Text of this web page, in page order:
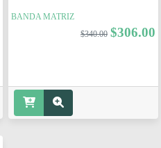
BANDA MATRIZ
$340.00 $306.00